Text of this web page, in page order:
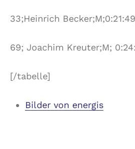
33;Heinrich
69; Joachim Kreuter;M;
[/tabelle]
Bilder von energis